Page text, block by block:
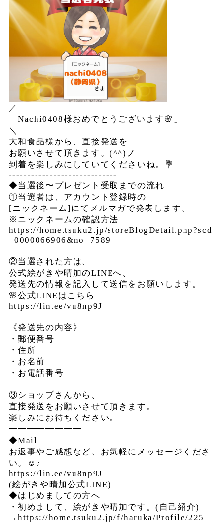
／
「Nachi0408様おめでとうございます🌸」
＼
大和食品様から、直接発送を
お願いさせて頂きます。(^^)ノ
到着を楽しみにしていてくださいね。💐
-----------------------------
◆当選後〜プレゼント受取までの流れ
①当選者は、アカウント登録時の
[ニックネーム]にてメルマガで発表します。
※ニックネームの確認方法
https://home.tsuku2.jp/storeBlogDetail.php?scd
=0000066906&no=7589
②当選された方は、
公式絵がきや晴加のLINEへ、
発送先の情報を記入して送信をお願いします。
🌸公式LINEはこちら
https://lin.ee/vu8np9J
《発送先の内容》
・郵便番号
・住所
・お名前
・お電話番号
③ショップさんから、
直接発送をお願いさせて頂きます。
楽しみにお待ちください。
━━━━━━━━
◆Mail
お返事やご感想など、お気軽にメッセージくださ
い。☺︎♪
https://lin.ee/vu8np9J
(絵がきや晴加公式LINE)
◆はじめましての方へ
・初めまして、絵がきや晴加です。(自己紹介)
→https://home.tsuku2.jp/f/haruka/Profile/225